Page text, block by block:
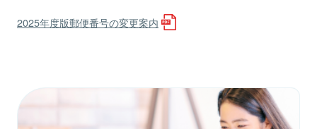
2025年度版郵便番号の変更案内